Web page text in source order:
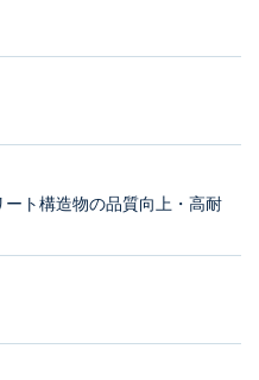
ート構造物の品質向上・高耐